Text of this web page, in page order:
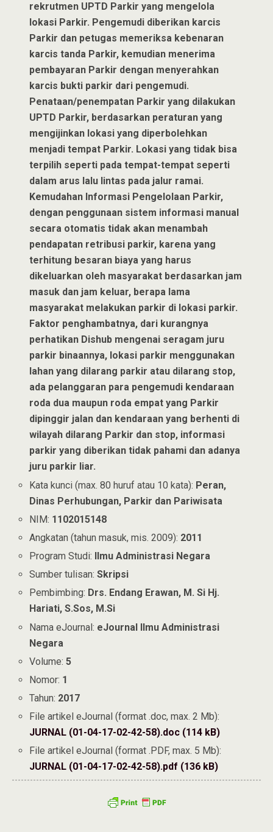
rekrutmen UPTD Parkir yang mengelola
lokasi Parkir. Pengemudi diberikan karcis
Parkir dan petugas memeriksa kebenaran
karcis tanda Parkir, kemudian menerima
pembayaran Parkir dengan menyerahkan
karcis bukti parkir dari pengemudi.
Penataan/penempatan Parkir yang dilakukan
UPTD Parkir, berdasarkan peraturan yang
mengijinkan lokasi yang diperbolehkan
menjadi tempat Parkir. Lokasi yang tidak bisa
terpilih seperti pada tempat-tempat seperti
dalam arus lalu lintas pada jalur ramai.
Kemudahan Informasi Pengelolaan Parkir,
dengan penggunaan sistem informasi manual
secara otomatis tidak akan menambah
pendapatan retribusi parkir, karena yang
terhitung besaran biaya yang harus
dikeluarkan oleh masyarakat berdasarkan jam
masuk dan jam keluar, berapa lama
masyarakat melakukan parkir di lokasi parkir.
Faktor penghambatnya, dari kurangnya
perhatikan Dishub mengenai seragam juru
parkir binaannya, lokasi parkir menggunakan
lahan yang dilarang parkir atau dilarang stop,
ada pelanggaran para pengemudi kendaraan
roda dua maupun roda empat yang Parkir
dipinggir jalan dan kendaraan yang berhenti di
wilayah dilarang Parkir dan stop, informasi
parkir yang diberikan tidak pahami dan adanya
juru parkir liar.
Kata kunci (max. 80 huruf atau 10 kata): Peran,
Dinas Perhubungan, Parkir dan Pariwisata
NIM: 1102015148
Angkatan (tahun masuk, mis. 2009): 2011
Program Studi: Ilmu Administrasi Negara
Sumber tulisan:Skripsi
Pembimbing: Drs. Endang Erawan, M. Si Hj.
Hariati, S.Sos, M.Si
Nama eJournal: eJournal Ilmu Administrasi
Negara
Volume:5
Nomor: 1
Tahun: 2017
File artikel eJournal (format .doc, max. 2 Mb):
JURNAL (01-04-17-02-42-58).doc (114 kB)
File artikel eJournal (format .PDF, max. 5 Mb):
JURNAL (01-04-17-02-42-58).pdf (136 kB)